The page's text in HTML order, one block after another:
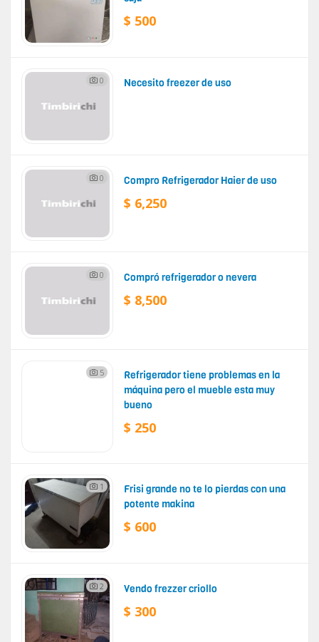
$ 500
0 Necesito freezer de uso
0 Compro Refrigerador Haier de uso
$ 6,250
0 Compró refrigerador o nevera
$ 8,500
5
Refrigerador tiene problemas en la
máquina pero el mueble esta muy
bueno
$ 250
1
Frisi grande no te lo pierdas con una
potente makina
$ 600
2 Vendo frezzer criollo
$ 300